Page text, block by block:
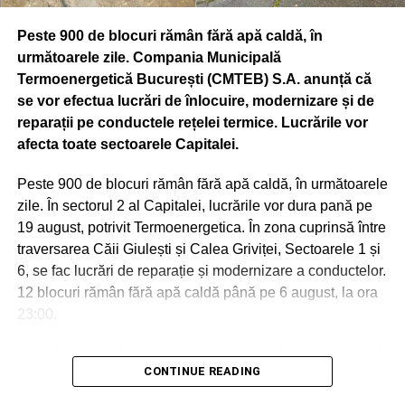
itinerante proprii referitoare la istoria Jandarmeriei
(uniforme naţionale şi internaţionale), puse la dispoziţie
de Inspectoratul General al Jandarmeriei Române,
materiale şi machete puse la dispoziţie de Institutul
Astronomic al Academiei Române şi de Observatorul
Astronomic Amiral Vasile Urseanu – Muzeul Municipiului
Societatea de Transport Bucureşti.
CASA DINU LIPATTI (BD. LASCĂR CATARGIU, NR. 12)
Vineri, 20 septembrie, ora 18.00 – „Zilele Bucureştiului” la
Casa Dinu Lipatti – Recital Tinere Talente. Eveniment
organizat de Muzeul Municipiului Bucureşti şi Fundaţia
Regală Margareta a României. Accesul este gratuit în
Solişti: Iuliana Ioana (soprană), Olga Florea (soprană),
Daniel Dumitrascu (pian) – studenţi la Universitatea
Peste 900 de blocuri rămân fără apă caldă, în
următoarele zile. Compania Municipală
Termoenergetică București (CMTEB) S.A. anunță că
se vor efectua lucrări de înlocuire, modernizare și de
reparații pe conductele rețelei termice. Lucrările vor
afecta toate sectoarele Capitalei.
Peste 900 de blocuri rămân fără apă caldă, în următoarele
zile. În sectorul 2 al Capitalei, lucrările vor dura pană pe
19 august, potrivit Termoenergetica. În zona cuprinsă între
traversarea Căii Giulești și Calea Griviței, Sectoarele 1 și
6, se fac lucrări de reparație și modernizare a conductelor.
12 blocuri rămân fără apă caldă până pe 6 august, la ora
23:00.
Anul de punere în funcțiune a conductei din această zonă
CONTINUE READING